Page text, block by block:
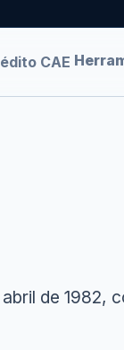
CAE
de 1982,